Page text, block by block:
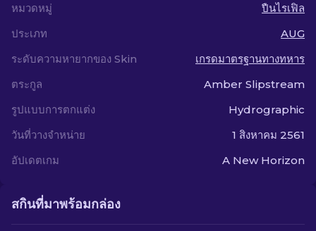
หมวดหมู่
ปืนไรเฟิล
ประเภท
AUG
ระดับความหายากของ Skin
เกรดมาตรฐานทางทหาร
ตระกูล
Amber Slipstream
รูปแบบการตกแต่ง
Hydrographic
วันที่วางจำหน่าย
1 สิงหาคม 2561
อัปเดตเกม
A New Horizon
สกินที่มาพร้อมกล่อง